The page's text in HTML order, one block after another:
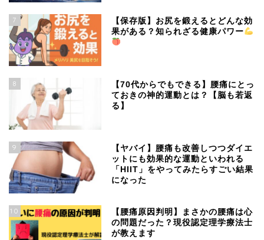
7
【保存版】お尻を鍛えるとどんな効
果がある？知られざる健康パワー
8
【70代からでもできる】腰痛にとっ
ておきの神的運動とは？【脳も若返
る】
9
【ヤバイ】腰痛も改善しつつダイエ
ットにも効果的な運動といわれる
「HIIT」をやってみたらすごい結果
になった
10
【腰痛原因判明】まさかの腰痛は心
の問題だった？現役認定理学療法士
が教えます